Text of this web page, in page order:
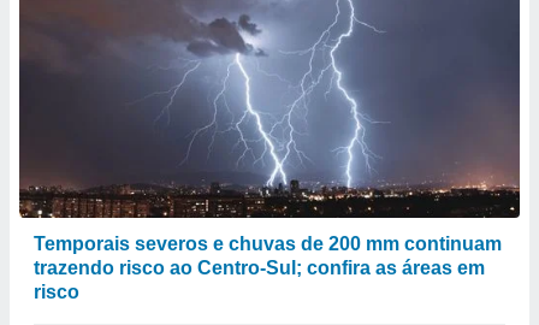
Temporais severos e chuvas de 200 mm continuam
trazendo risco ao Centro-Sul; confira as áreas em
risco